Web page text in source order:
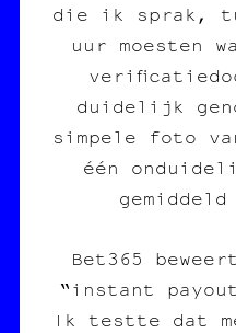
die ik sprak,
uur moesten
duidelijk
simpele foto
één
Bet365
“instant
Ik testte dat